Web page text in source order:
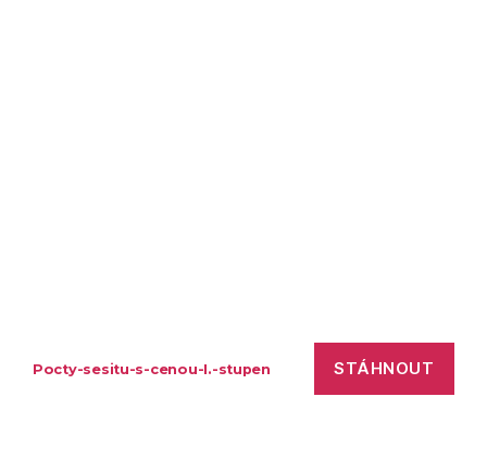
Pocty-sesitu-s-cenou-I.-stupen STÁHNOUT